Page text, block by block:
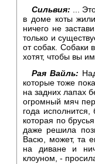
Сильвия:
...
в доме коты
ничего не
только и
от собак. Собаки
хотят, чтобы вы
Рая Вайль:
которые тоже
на задних лапах
огромный мяч
года
которая по
даже решила
Васю, может, та
на диване и
клоуном, -